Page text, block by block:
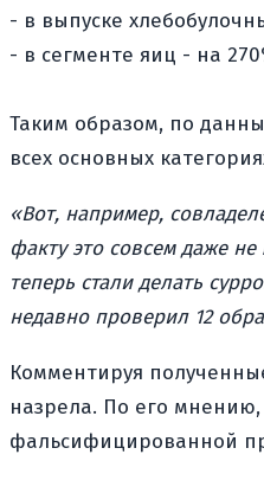
- в выпуске
- в сегменте яиц - на
Таким образом, по
всех основных
«Вот, например,
факту это совсем даже
теперь стали делать
недавно проверил 12
Комментируя
назрела. По его
фальсифицированной